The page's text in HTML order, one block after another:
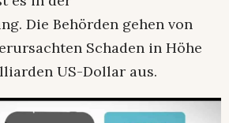
Die Behörden gehen von
Schaden in Höhe
US-Dollar aus.